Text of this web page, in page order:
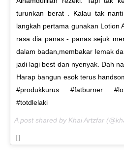
turunkan berat . Kalau tak
langkah pertama gunakan Lotion
rasa dia panas - panas sejuk
dalam badan,membakar lemak
jadi lagi best dan nyenyak. Dah
Harap bangun esok terus
#produkkurus #fatburner
#totdlelaki
A post shared by Khai Artzfar